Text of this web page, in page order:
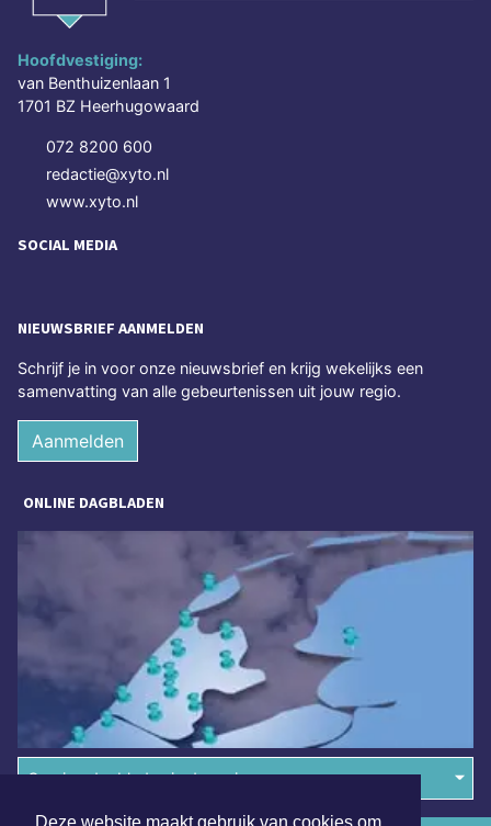
Hoofdvestiging:
van Benthuizenlaan 1
1701 BZ Heerhugowaard
072 8200 600
redactie@xyto.nl
www.xyto.nl
SOCIAL MEDIA
NIEUWSBRIEF AANMELDEN
Schrijf je in voor onze nieuwsbrief en krijg wekelijks een
samenvatting van alle gebeurtenissen uit jouw regio.
Aanmelden
ONLINE DAGBLADEN
Overige dagbladen in de regio